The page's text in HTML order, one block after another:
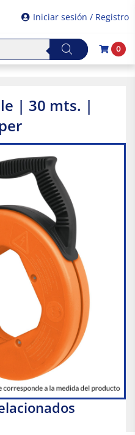
Iniciar sesión / Registro
0
| 30 mts. |